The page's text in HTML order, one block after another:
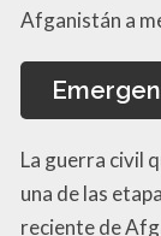
Afganistán a
La guerra civil
una de las
reciente de